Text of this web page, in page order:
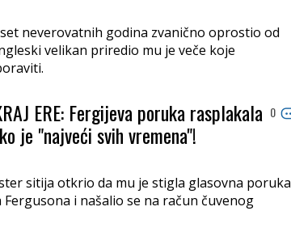
neverovatnih godina zvanično oprostio od
velikan priredio mu je veče koje
0
ERE: Fergijeva poruka rasplakala
je "najveći svih vremena"!
sitija otkrio da mu je stigla glasovna poruka
i našalio se na račun čuvenog